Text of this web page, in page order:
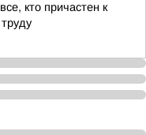
кто причастен к